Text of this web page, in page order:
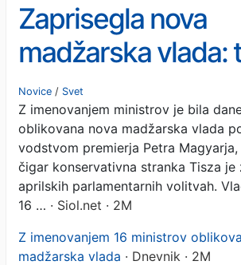
Zaprisegla nova
madžarska vlada:
njen glavni cilj
Novice / Svet
Z imenovanjem ministrov je bila
oblikovana nova madžarska vlada
vodstvom premierja Petra Magyarja,
čigar konservativna stranka Tisza je
aprilskih parlamentarnih volitvah.
16 … · Siol.net · 2M
Z imenovanjem 16 ministrov
madžarska vlada · Dnevnik · 2M